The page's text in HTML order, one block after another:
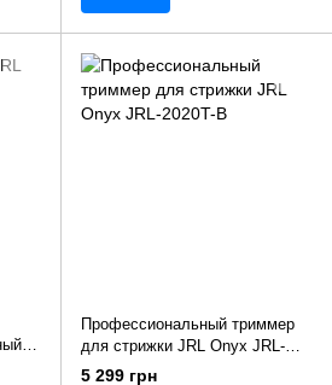
Профессиональный триммер
для стрижки JRL Onyx JRL-
2020T-B
5 299 грн